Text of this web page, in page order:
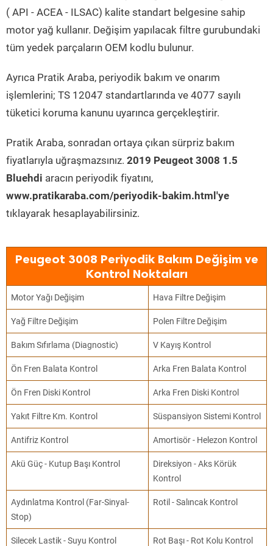
( API - ACEA - ILSAC) kalite standart belgesine sahip
motor yağ kullanır. Değişim yapılacak filtre gurubundaki
tüm yedek parçaların OEM kodlu bulunur.
Ayrıca Pratik Araba, periyodik bakım ve onarım
işlemlerini; TS 12047 standartlarında ve 4077 sayılı
tüketici koruma kanunu uyarınca gerçekleştirir.
Pratik Araba, sonradan ortaya çıkan sürpriz bakım
fiyatlarıyla uğraşmazsınız. 2019 Peugeot 3008 1.5
Bluehdi aracın periyodik fiyatını,
www.pratikaraba.com/periyodik-bakim.html'ye
tıklayarak hesaplayabilirsiniz.
Peugeot 3008 Periyodik Bakım Değişim ve
Kontrol Noktaları
Motor Yağı Değişim Hava Filtre Değişim
Yağ Filtre Değişim Polen Filtre Değişim
Bakım Sıfırlama (Diagnostic) V Kayış Kontrol
Ön Fren Balata Kontrol Arka Fren Balata Kontrol
Ön Fren Diski Kontrol Arka Fren Diski Kontrol
Yakıt Filtre Km. Kontrol Süspansiyon Sistemi Kontrol
Antifriz Kontrol Amortisör - Helezon Kontrol
Akü Güç - Kutup Başı Kontrol
Direksiyon - Aks Körük
Kontrol
Aydınlatma Kontrol (Far-Sinyal-
Stop)
Rotil - Salıncak Kontrol
Silecek Lastik - Suyu Kontrol Rot Başı - Rot Kolu Kontrol